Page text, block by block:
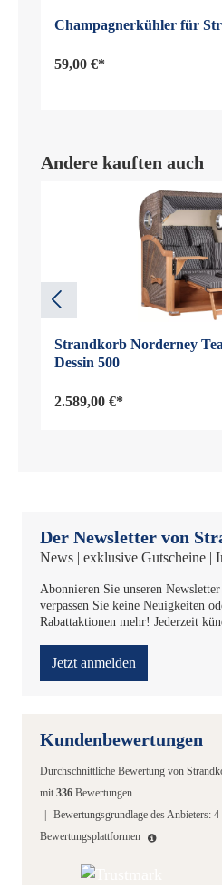
Champagnerkühler für
59,00 €*
Andere kauften auch
Strandkorb Norderney
Dessin 500
2.589,00 €*
Der Newsletter von
News | exklusive Gutscheine |
Abonnieren Sie unseren
verpassen Sie keine Neuigkeiten
Rabattaktionen mehr! Jederzeit
Jetzt anmelden
Kundenbewertungen
Durchschnittliche Bewertung von
mit 336 Bewertungen
Bewertungsgrundlage des Anbieters:
Bewertungsplattformen